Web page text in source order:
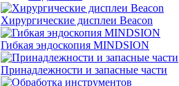
Хирургические дисплеи Beacon
Гибкая эндоскопия MINDSION
Принадлежности и запасные части